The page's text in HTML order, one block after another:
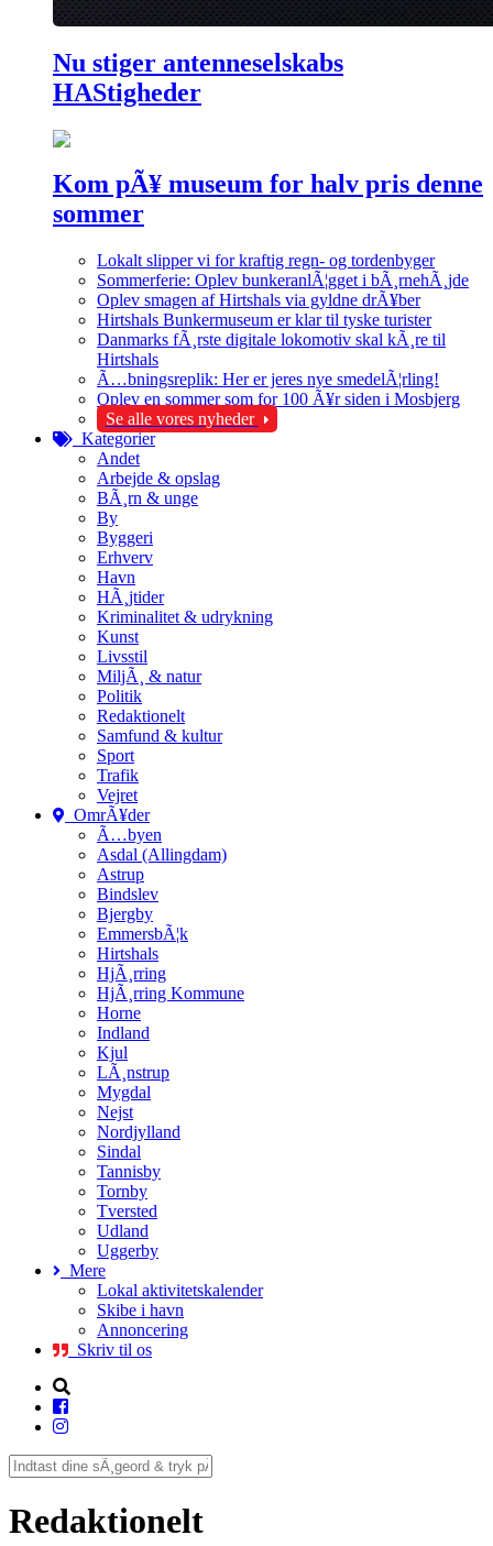
Nu stiger antenneselskabs
HAStigheder
Kom pÃ¥ museum for halv pris denne
sommer
Lokalt slipper vi for kraftig regn- og tordenbyger
Sommerferie: Oplev bunkeranlÃ¦gget i bÃ¸rnehÃ¸jde
Oplev smagen af Hirtshals via gyldne drÃ¥ber
Hirtshals Bunkermuseum er klar til tyske turister
Danmarks fÃ¸rste digitale lokomotiv skal kÃ¸re til
Hirtshals
Ã…bningsreplik: Her er jeres nye smedelÃ¦rling!
Oplev en sommer som for 100 Ã¥r siden i Mosbjerg
Se alle vores nyheder
Kategorier
Andet
Arbejde & opslag
BÃ¸rn & unge
By
Byggeri
Erhverv
Havn
HÃ¸jtider
Kriminalitet & udrykning
Kunst
Livsstil
MiljÃ¸ & natur
Politik
Redaktionelt
Samfund & kultur
Sport
Trafik
Vejret
OmrÃ¥der
Ã…byen
Asdal (Allingdam)
Astrup
Bindslev
Bjergby
EmmersbÃ¦k
Hirtshals
HjÃ¸rring
HjÃ¸rring Kommune
Horne
Indland
Kjul
LÃ¸nstrup
Mygdal
Nejst
Nordjylland
Sindal
Tannisby
Tornby
Tversted
Udland
Uggerby
Mere
Lokal aktivitetskalender
Skibe i havn
Annoncering
Skriv til os
Redaktionelt